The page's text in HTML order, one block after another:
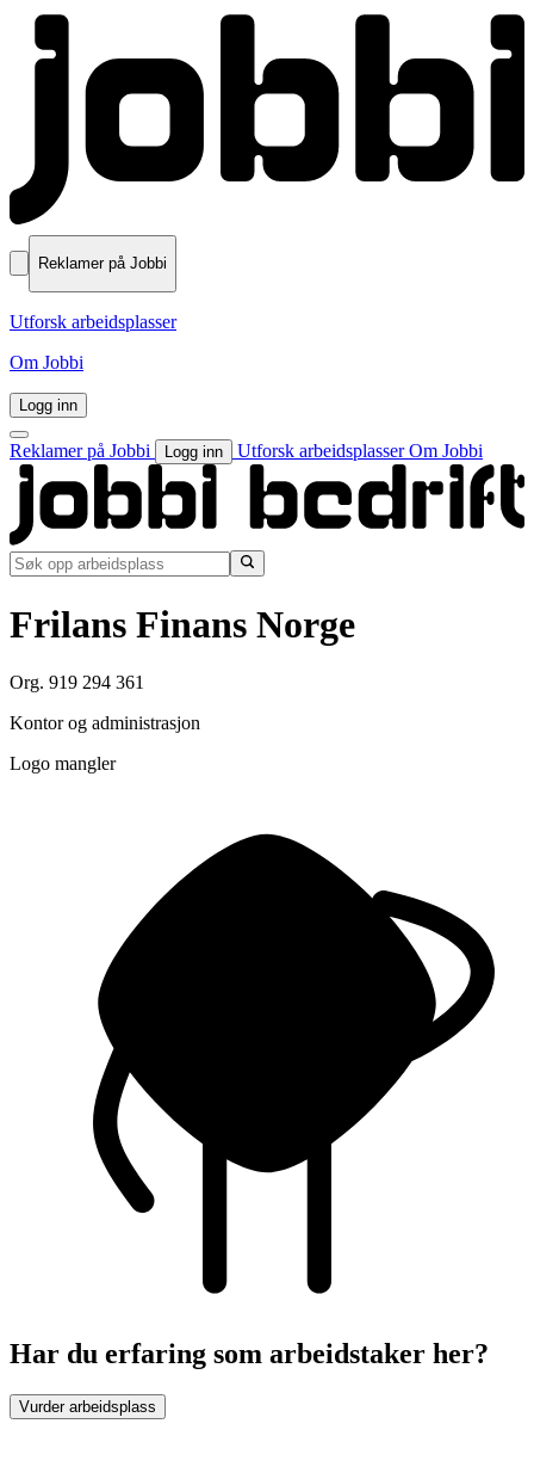
Reklamer på Jobbi
Utforsk arbeidsplasser
Om Jobbi
Logg inn
Reklamer på Jobbi Logg inn Utforsk arbeidsplasserOm Jobbi
Frilans Finans Norge
Org. 919 294 361
Kontor og administrasjon
Logo mangler
Har du erfaring som arbeidstaker her?
Vurder arbeidsplass